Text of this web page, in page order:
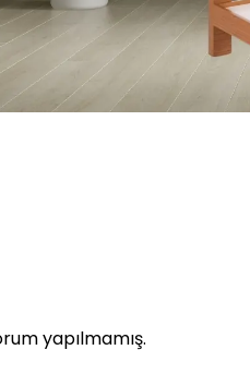
yapılmamış.